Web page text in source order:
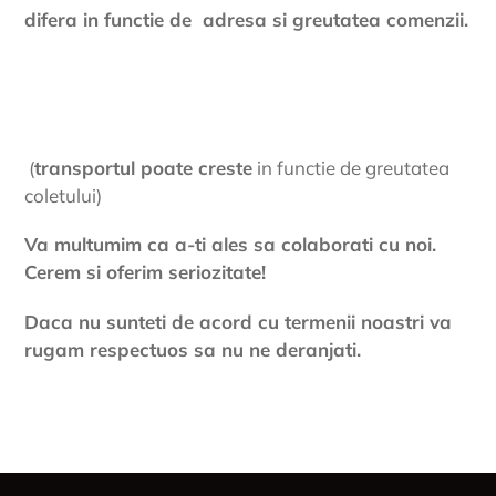
difera in functie de adresa si greutatea comenzii.
(transportul poate creste in functie de greutatea
coletului)
Va multumim ca a-ti ales sa colaborati cu noi.
Cerem si oferim seriozitate!
Daca nu sunteti de acord cu termenii noastri va
rugam respectuos sa nu ne deranjati.